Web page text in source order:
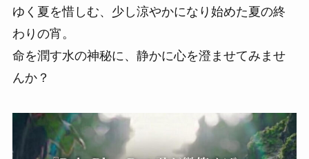
ゆく夏を惜しむ、少し涼やかになり始めた夏の終
わりの宵。
命を潤す水の神秘に、静かに心を澄ませてみませ
んか？